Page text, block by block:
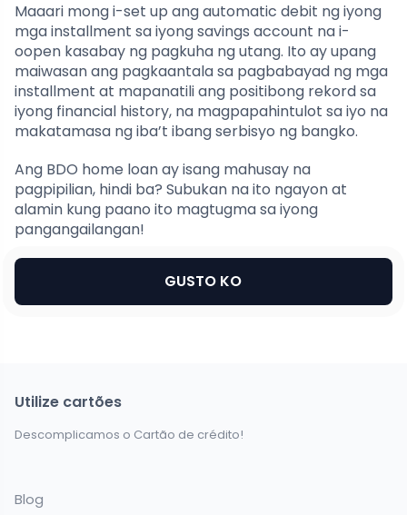
Maaari mong i-set up ang automatic debit ng iyong
mga installment sa iyong savings account na i-
oopen kasabay ng pagkuha ng utang. Ito ay upang
maiwasan ang pagkaantala sa pagbabayad ng mga
installment at mapanatili ang positibong rekord sa
iyong financial history, na magpapahintulot sa iyo na
makatamasa ng iba’t ibang serbisyo ng bangko.
Ang BDO home loan ay isang mahusay na
pagpipilian, hindi ba? Subukan na ito ngayon at
alamin kung paano ito magtugma sa iyong
pangangailangan!
GUSTO KO
Utilize cartões
Descomplicamos o Cartão de crédito!
Blog